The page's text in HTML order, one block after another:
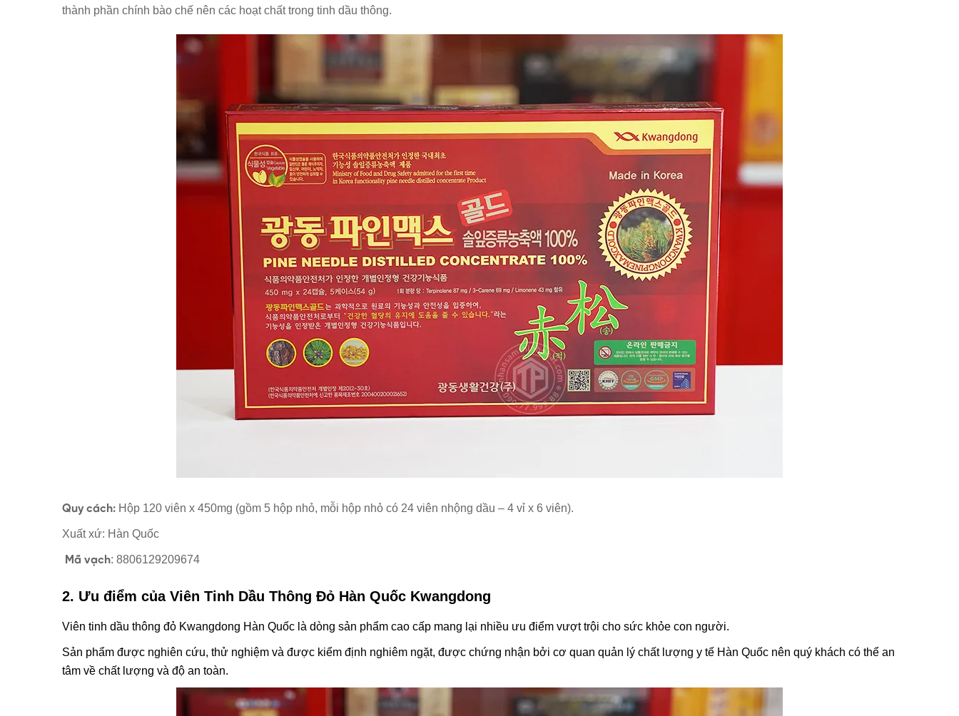
thành phần chính bào chế nên các hoạt chất trong tinh dầu thông.
Quy cách: Hộp 120 viên x 450mg (gồm 5 hộp nhỏ, mỗi hộp nhỏ có 24 viên nhộng dầu – 4 vỉ x 6 viên).
Xuất xứ: Hàn Quốc
Mã vạch: 8806129209674
2. Ưu điểm của Viên Tinh Dầu Thông Đỏ Hàn Quốc Kwangdong
Viên tinh dầu thông đỏ Kwangdong Hàn Quốc là dòng sản phẩm cao cấp mang lại nhiều ưu điểm vượt trội cho sức khỏe con người.
Sản phẩm được nghiên cứu, thử nghiệm và được kiểm định nghiêm ngặt, được chứng nhận bởi cơ quan quản lý chất lượng y tế Hàn Quốc nên quý khách có thể an
tâm về chất lượng và độ an toàn.